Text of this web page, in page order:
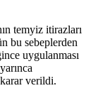
temyiz itirazları
bu sebeplerden
uygulanması
verildi.